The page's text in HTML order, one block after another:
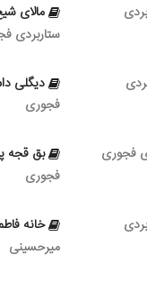
مالای
ستاربردی
دیگلی
فجوری
فجوری بق قجه
فجوری
خانه
میرحسینی